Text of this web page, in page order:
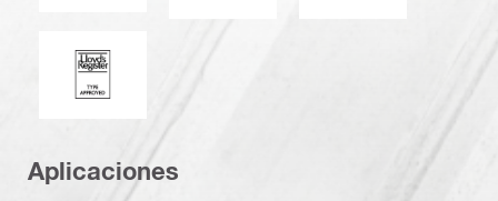
Lloyd's Register
Aplicaciones